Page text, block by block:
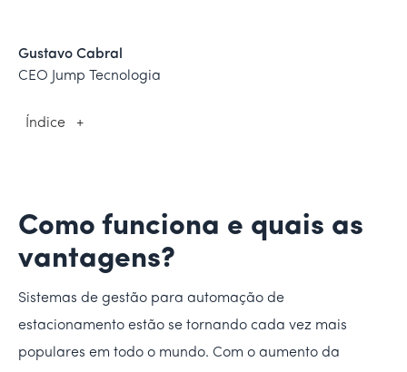
Gustavo Cabral
CEO Jump Tecnologia
Índice +
Como funciona e quais as
vantagens?
Sistemas de gestão para automação de
estacionamento estão se tornando cada vez mais
populares em todo o mundo. Com o aumento da